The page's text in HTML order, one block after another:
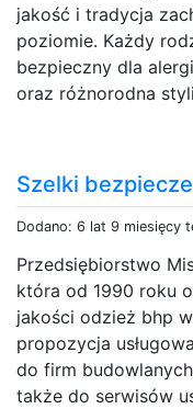
jakość i tradycja
poziomie. Każdy
bezpieczny dla
oraz różnorodna
Szelki
Dodano: 6 lat 9 miesięcy
Przedsiębiorstwo
która od 1990 roku
jakości odzież bhp
propozycja
do firm
także do serwisów